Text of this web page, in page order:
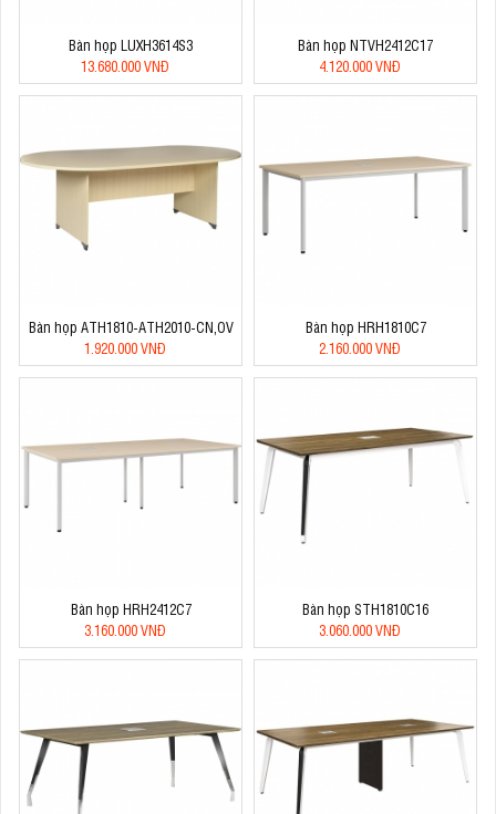
Bàn họp LUXH3614S3
13.680.000 VNĐ
Bàn họp NTVH2412C17
4.120.000 VNĐ
Bàn họp ATH1810-ATH2010-CN,OV
1.920.000 VNĐ
Bàn họp HRH1810C7
2.160.000 VNĐ
Bàn họp HRH2412C7
3.160.000 VNĐ
Bàn họp STH1810C16
3.060.000 VNĐ